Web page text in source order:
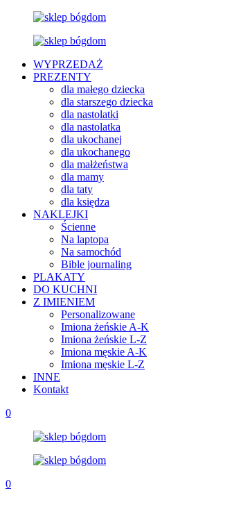
WYPRZEDAŻ
PREZENTY
dla małego dziecka
dla starszego dziecka
dla nastolatki
dla nastolatka
dla ukochanej
dla ukochanego
dla małżeństwa
dla mamy
dla taty
dla księdza
NAKLEJKI
Ścienne
Na laptopa
Na samochód
Bible journaling
PLAKATY
DO KUCHNI
Z IMIENIEM
Personalizowane
Imiona żeńskie A-K
Imiona żeńskie L-Z
Imiona męskie A-K
Imiona męskie L-Z
INNE
Kontakt
0
0